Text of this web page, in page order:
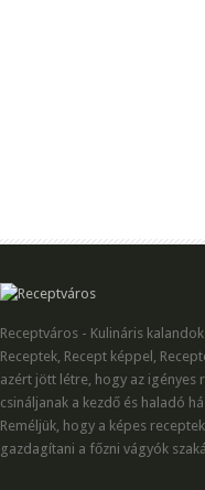
Receptváros - Kulináris
Receptek, Recept képpel,
azért jött létre, hogy az igényes
csináljanak a kezdő és haladó
Reméljük, hogy a képes
gazdagítani a főzni vágyók